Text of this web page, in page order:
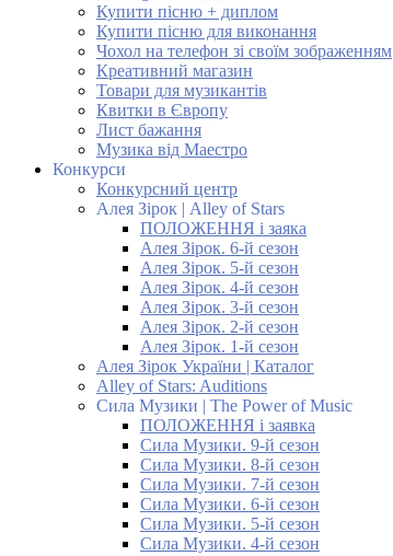
Купити пісню + диплом
Купити пісню для виконання
Чохол на телефон зі своїм зображенням
Креативний магазин
Товари для музикантів
Квитки в Європу
Лист бажання
Музика від Маестро
Конкурси
Конкурсний центр
Алея Зірок | Alley of Stars
ПОЛОЖЕННЯ і заяка
Алея Зірок. 6-й сезон
Алея Зірок. 5-й сезон
Алея Зірок. 4-й сезон
Алея Зірок. 3-й сезон
Алея Зірок. 2-й сезон
Алея Зірок. 1-й сезон
Алея Зірок України | Каталог
Alley of Stars: Auditions
Сила Музики | The Power of Music
ПОЛОЖЕННЯ і заявка
Сила Музики. 9-й сезон
Сила Музики. 8-й сезон
Сила Музики. 7-й сезон
Сила Музики. 6-й сезон
Сила Музики. 5-й сезон
Сила Музики. 4-й сезон